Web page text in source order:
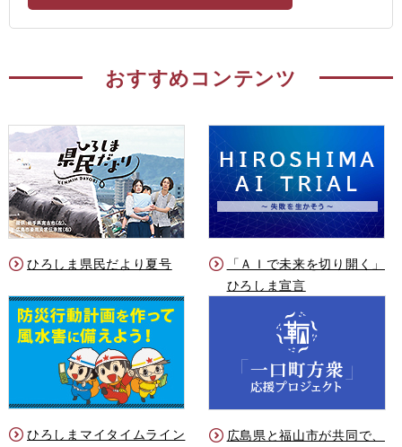
おすすめコンテンツ
ひろしま県民だより夏号
「ＡＩで未来を切り開く」
ひろしま宣言
ひろしまマイタイムライン
広島県と福山市が共同で、